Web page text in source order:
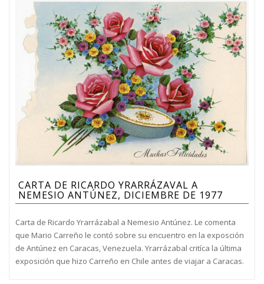
CARTA DE RICARDO YRARRÁZAVAL A
NEMESIO ANTÚNEZ, DICIEMBRE DE 1977
Carta de Ricardo Yrarrázabal a Nemesio Antúnez. Le comenta
que Mario Carreño le contó sobre su encuentro en la exposción
de Antúnez en Caracas, Venezuela. Yrarrázabal critíca la última
exposición que hizo Carreño en Chile antes de viajar a Caracas.